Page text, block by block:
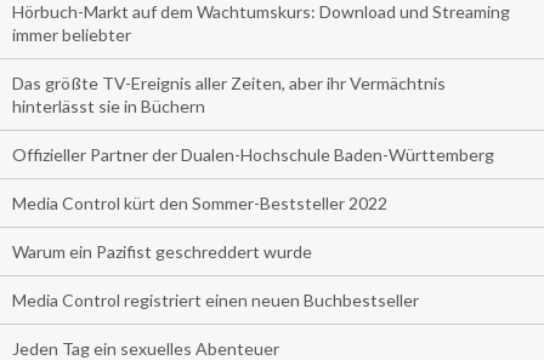
Hörbuch-Markt auf dem Wachtumskurs: Download und Streaming
immer beliebter
Das größte TV-Ereignis aller Zeiten, aber ihr Vermächtnis
hinterlässt sie in Büchern
Offizieller Partner der Dualen-Hochschule Baden-Württemberg
Media Control kürt den Sommer-Beststeller 2022
Warum ein Pazifist geschreddert wurde
Media Control registriert einen neuen Buchbestseller
Jeden Tag ein sexuelles Abenteuer